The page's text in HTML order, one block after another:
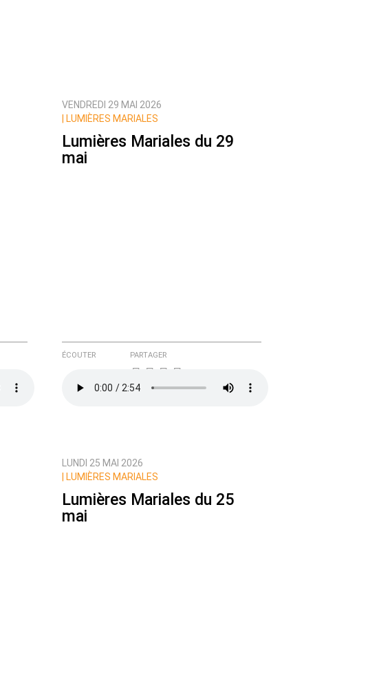
VENDREDI 29 MAI 2026
LUMIÈRES MARIALES
Lumières Mariales du 29
mai
ÉCOUTER PARTAGER
LUNDI 25 MAI 2026
LUMIÈRES MARIALES
Lumières Mariales du 25
mai